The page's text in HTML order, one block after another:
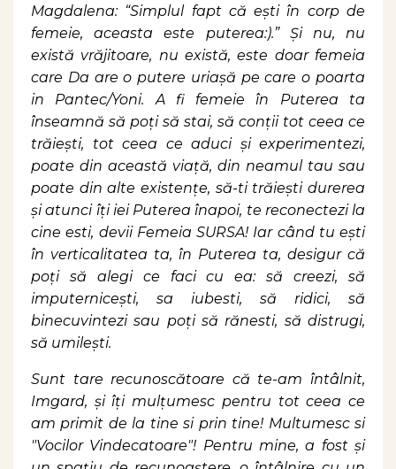
Magdalena: “Simplul fapt că ești în corp de
femeie, aceasta este puterea:).” Și nu, nu
există vrăjitoare, nu există, este doar femeia
care Da are o putere uriașă pe care o poarta
in Pantec/Yoni. A fi femeie în Puterea ta
înseamnă să poți să stai, să conții tot ceea ce
trăiești, tot ceea ce aduci și experimentezi,
poate din această viață, din neamul tau sau
poate din alte existențe, să-ti trăiești durerea
și atunci îți iei Puterea înapoi, te reconectezi la
cine esti, devii Femeia SURSA! Iar când tu ești
în verticalitatea ta, în Puterea ta, desigur că
poți să alegi ce faci cu ea: să creezi, să
imputernicești, sa iubesti, să ridici, să
binecuvintezi sau poți să rănesti, să distrugi,
să umilești.
Sunt tare recunoscătoare că te-am întâlnit,
Imgard, și îți mulțumesc pentru tot ceea ce
am primit de la tine si prin tine! Multumesc si
"Vocilor Vindecatoare"! Pentru mine, a fost și